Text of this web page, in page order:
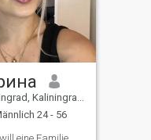
Kaliningrad, Russland
24 - 56